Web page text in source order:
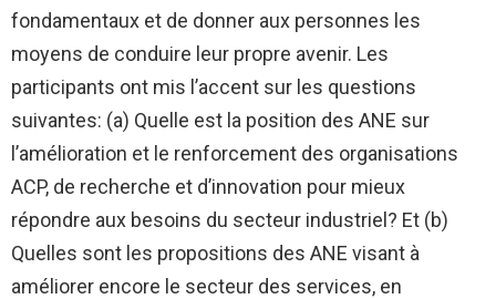
fondamentaux et de donner aux personnes les
moyens de conduire leur propre avenir. Les
participants ont mis l’accent sur les questions
suivantes: (a) Quelle est la position des ANE sur
l’amélioration et le renforcement des organisations
ACP, de recherche et d’innovation pour mieux
répondre aux besoins du secteur industriel? Et (b)
Quelles sont les propositions des ANE visant à
améliorer encore le secteur des services, en